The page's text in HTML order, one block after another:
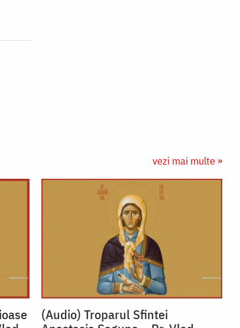
vezi mai multe »
(Audio) Troparul Sfintei